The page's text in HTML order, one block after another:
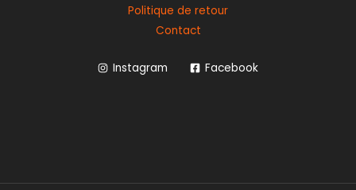
Politique de retour
Contact
Instagram Facebook